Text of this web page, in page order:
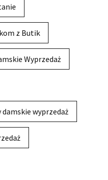
z Butik
Wyprzedaż
wyprzedaż